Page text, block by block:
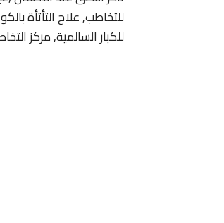
للتخاطب, علاج التأتأة
للكبار السالمية, مركز